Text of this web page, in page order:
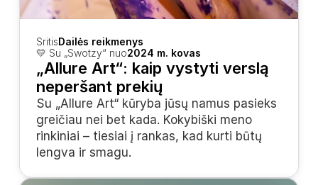
SritisDailės reikmenys
💛 Su „Swotzy“ nuo2024 m. kovas
„Allure Art“: kaip vystyti verslą
neperšant prekių
Su „Allure Art“ kūryba jūsų namus pasieks
greičiau nei bet kada. Kokybiški meno
rinkiniai – tiesiai į rankas, kad kurti būtų
lengva ir smagu.